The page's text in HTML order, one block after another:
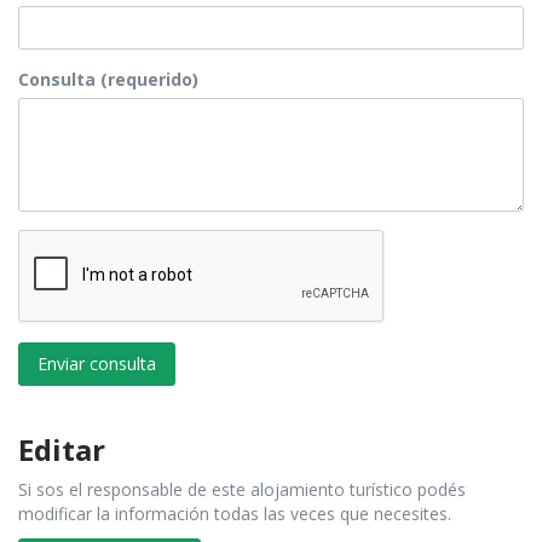
Consulta (requerido)
Enviar consulta
Editar
Si sos el responsable de este alojamiento turístico podés
modificar la información todas las veces que necesites.